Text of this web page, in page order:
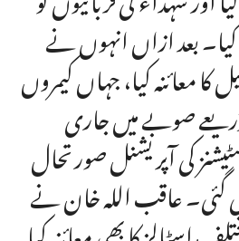
بعد ازاں انہوں نے
کا معائنہ کیا، جہاں کیمروں
صوبے میں جاری
کی آپریشنل صورتحال
گئی۔ عاقب اللہ خان نے